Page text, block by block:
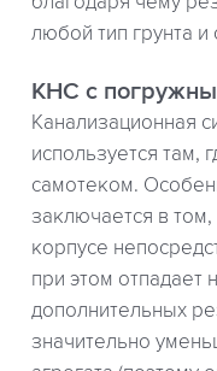
любой тип грунта
КНС с
Канализационная
используется там,
самотеком.
заключается в том,
корпусе
при этом отпадает
дополнительных
значительно